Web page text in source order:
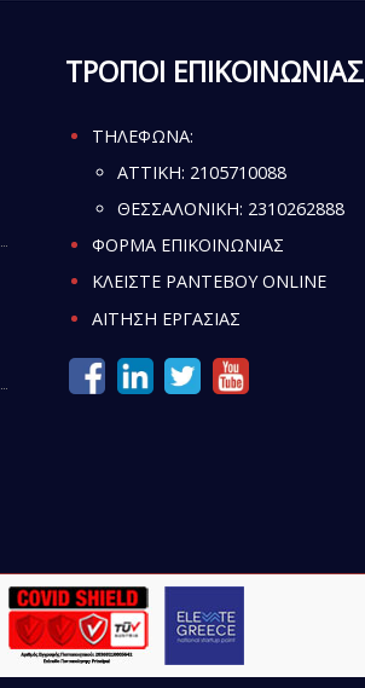
ΤΡΟΠΟΙ ΕΠΙΚΟΙΝΩΝΙΑΣ
ΤΗΛΕΦΩΝΑ:
ATTIKH: 2105710088
ΘΕΣΣΑΛΟΝΙΚΗ: 2310262888
ΦΟΡΜΑ ΕΠΙΚΟΙΝΩΝΙΑΣ
ΚΛΕΙΣΤΕ ΡΑΝΤΕΒΟΥ ONLINE
ΑΙΤΗΣΗ ΕΡΓΑΣΙΑΣ